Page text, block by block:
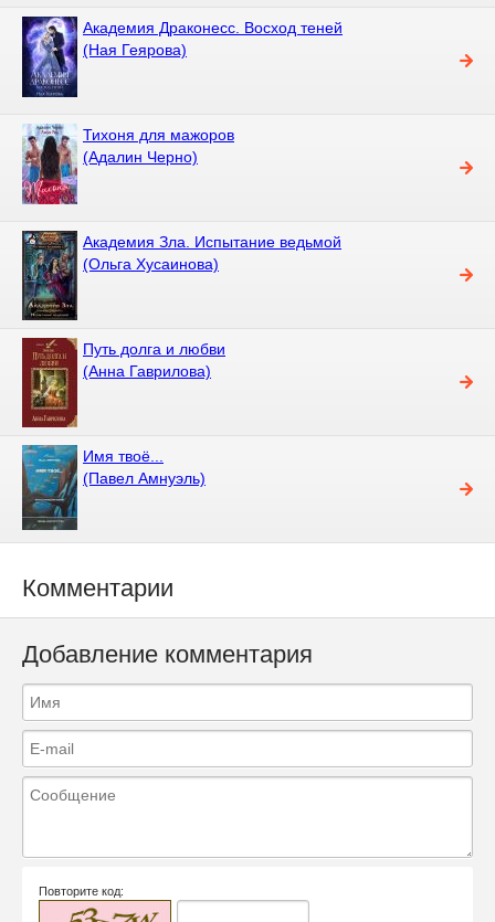
Академия Драконесс. Восход теней
(Ная Геярова)
Тихоня для мажоров
(Адалин Черно)
Академия Зла. Испытание ведьмой
(Ольга Хусаинова)
Путь долга и любви
(Анна Гаврилова)
Имя твоё...
(Павел Амнуэль)
Комментарии
Добавление комментария
Повторите код: